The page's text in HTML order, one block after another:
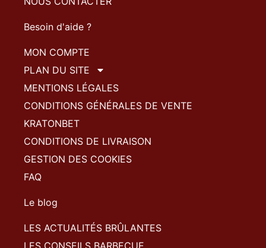
Besoin d'aide ?
MON COMPTE
PLAN DU SITE
MENTIONS LÉGALES
CONDITIONS GÉNÉRALES DE VENTE
KRATONBET
CONDITIONS DE LIVRAISON
GESTION DES COOKIES
FAQ
Le blog
LES ACTUALITÉS BRÛLANTES